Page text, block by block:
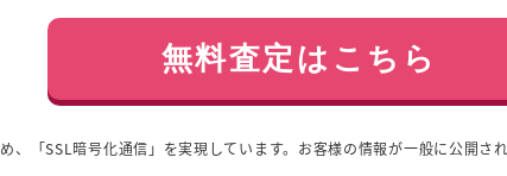
無料査定はこちら
、「SSL暗号化通信」を実現しています。お客様の情報が一般に公開さ